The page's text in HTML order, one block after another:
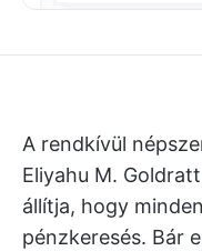
A rendkívül
Eliyahu M.
állítja, hogy
pénzkeresés. Bár